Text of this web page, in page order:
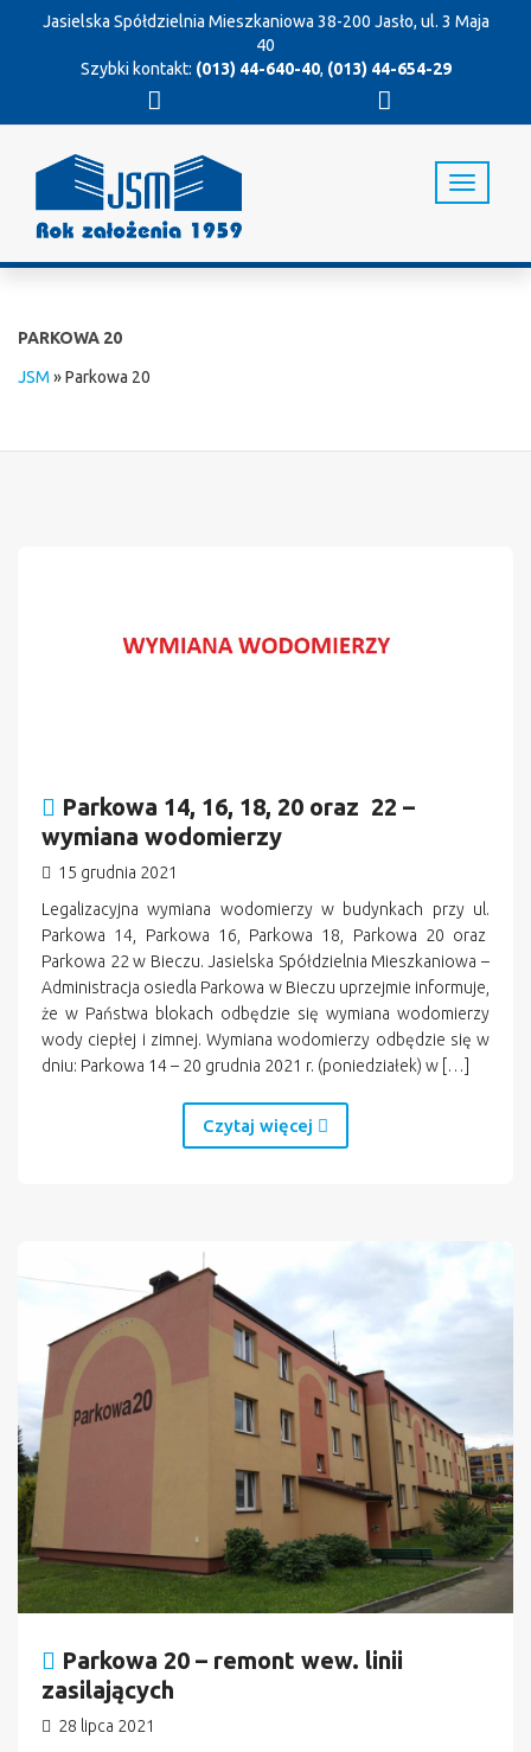
Jasielska Spółdzielnia Mieszkaniowa 38-200 Jasło, ul. 3 Maja
40
Szybki kontakt: (013) 44-640-40, (013) 44-654-29
T
o
PARKOWA 20
JSM »Parkowa 20
Parkowa 14, 16, 18, 20 oraz 22 –
wymiana wodomierzy
15 grudnia 2021
Legalizacyjna wymiana wodomierzy w budynkach przy ul.
Parkowa 14, Parkowa 16, Parkowa 18, Parkowa 20 oraz
Parkowa 22 w Bieczu. Jasielska Spółdzielnia Mieszkaniowa –
Administracja osiedla Parkowa w Bieczu uprzejmie informuje,
że w Państwa blokach odbędzie się wymiana wodomierzy
wody ciepłej i zimnej. Wymiana wodomierzy odbędzie się w
dniu: Parkowa 14 – 20 grudnia 2021 r. (poniedziałek) w […]
Czytaj więcej
Parkowa 20 – remont wew. linii
zasilających
28 lipca 2021